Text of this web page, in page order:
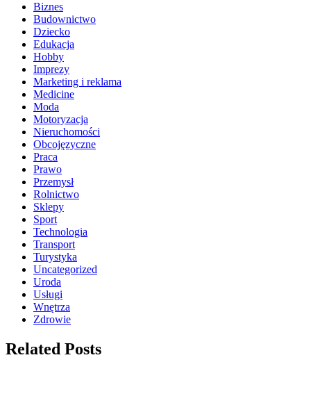
Biznes
Budownictwo
Dziecko
Edukacja
Hobby
Imprezy
Marketing i reklama
Medicine
Moda
Motoryzacja
Nieruchomości
Obcojęzyczne
Praca
Prawo
Przemysł
Rolnictwo
Sklepy
Sport
Technologia
Transport
Turystyka
Uncategorized
Uroda
Usługi
Wnętrza
Zdrowie
Related Posts